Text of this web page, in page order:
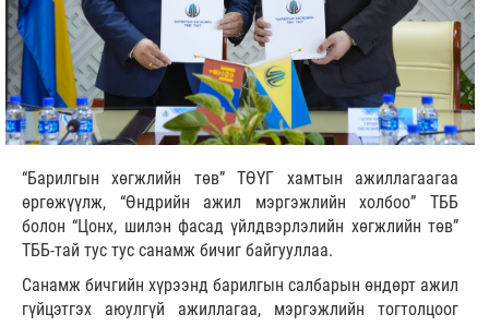
“Барилгын хөгжлийн төв” ТӨҮГ хамтын ажиллагаагаа
өргөжүүлж, “Өндрийн ажил мэргэжлийн холбоо” ТББ
болон “Цонх, шилэн фасад үйлдвэрлэлийн хөгжлийн төв”
ТББ-тай тус тус санамж бичиг байгууллаа.
Санамж бичгийн хүрээнд барилгын салбарын өндөрт ажил
гүйцэтгэх аюулгүй ажиллагаа, мэргэжлийн тогтолцоог